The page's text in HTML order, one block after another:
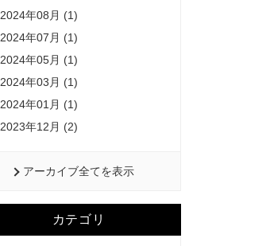
2024年08月 (1)
2024年07月 (1)
2024年05月 (1)
2024年03月 (1)
2024年01月 (1)
2023年12月 (2)
アーカイブ全てを表示
カテゴリ